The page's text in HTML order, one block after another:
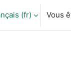
la saisie de
‎(fr)‎ Vous